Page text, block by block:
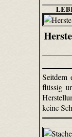
Seitdem
flüssig
keine